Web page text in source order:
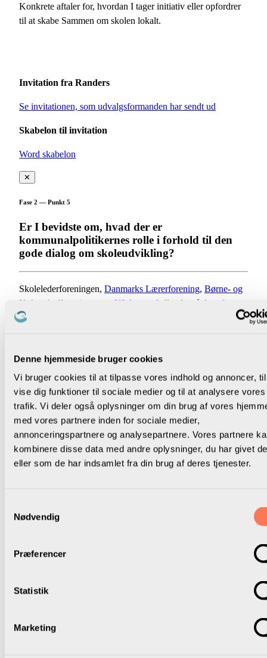
Denne hjemmeside bruger cookies
Vi bruger cookies til at tilpasse vores indhold og annoncer,
vise dig funktioner til sociale medier og til at analysere vores
trafik. Vi deler også oplysninger om din brug af vores
med vores partnere inden for sociale medier,
annonceringspartnere og analysepartnere. Vores partnere
kombinere disse data med andre oplysninger, du har givet
eller som de har indsamlet fra din brug af deres tjenester.
Nødvendig
Præferencer
Statistik
Marketing
Konkrete aftaler for, hvordan I tager initiativ eller opfordrer
til at skabe Sammen om skolen lokalt.
Invitation fra Randers
Se invitationen, som udvalgsformanden har sendt ud
Skabelon til invitation
Word skabelon
✕
Fase 2 — Punkt 5
Er I bevidste om, hvad der er
kommunalpolitikernes rolle i forhold til den
gode dialog om skoleudvikling?
Skolelederforeningen, Danmarks Lærerforening, Børne- og
Kulturchefforeningen
KL har en fælles forståelse af, at
skoler skal drives og udvikles lokalt i samarbejde mellem
at skabe den bedst mulige lokale folkeskole.
Det stiller krav til politikerne. Kommunalpolitikernes rolle i
forhold til dialogen om skoleudvikling er at:
sætte de overordnede rammer og retninger for den lokale
folkeskole.
inddrage ledere, medarbejdere, skolebestyrelser, faglige
organisationer, elever, forældre og andre interessenter.
vise tillid til forvaltning, ledere og medarbejdere, der
I kan drøfte følgende:
Noter på procesplanen: